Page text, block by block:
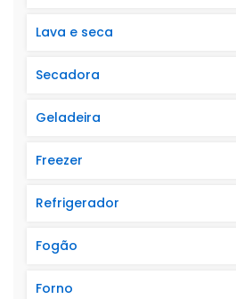
Lava e seca
Secadora
Geladeira
Freezer
Refrigerador
Fogão
Forno